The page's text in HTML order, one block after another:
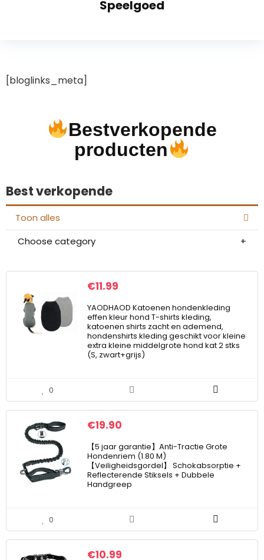
Speelgoed
[bloglinks_meta]
Bestverkopende
producten
Best verkopende
Toon alles
Choose category
€11.99
YAODHAOD Katoenen hondenkleding
effen kleur hond T-shirts kleding,
katoenen shirts zacht en ademend,
hondenshirts kleding geschikt voor kleine
extra kleine middelgrote hond kat 2 stks
(S, zwart+grijs)
0
€19.90
【5 jaar garantie】Anti-Tractie Grote
Hondenriem (1.80 M)
【Veiligheidsgordel】 Schokabsorptie +
Reflecterende Stiksels + Dubbele
Handgreep
0
€10.99